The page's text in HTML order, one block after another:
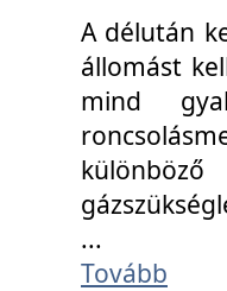
A délután
állomást
mind
...
Tovább